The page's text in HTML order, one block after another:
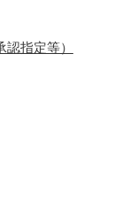
指定等）